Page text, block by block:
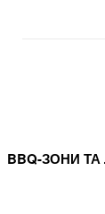
BBQ-ЗОНИ